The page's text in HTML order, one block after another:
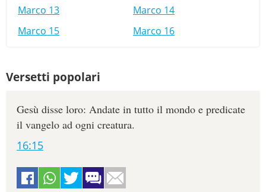
Marco 13
Marco 14
Marco 15
Marco 16
Versetti popolari
Gesù disse loro: Andate in tutto il mondo e predicate
il vangelo ad ogni creatura.
16:15